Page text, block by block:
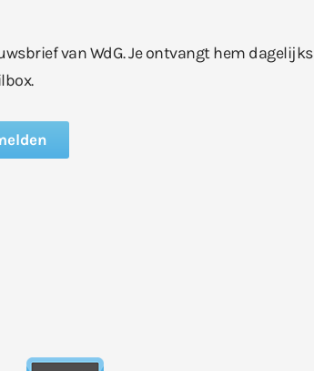
van WdG. Je ontvangt hem dagelijks